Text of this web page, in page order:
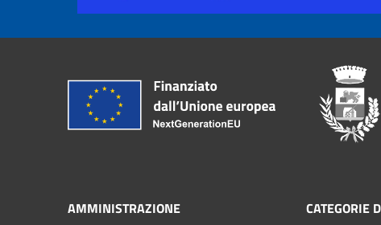
AMMINISTRAZIONE CATEGORIE